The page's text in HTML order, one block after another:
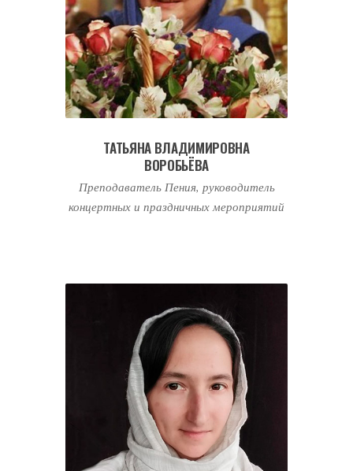
ТАТЬЯНА ВЛАДИМИРОВНА
ВОРОБЬЁВА
Преподаватель Пения, руководитель
концертных и праздничных мероприятий